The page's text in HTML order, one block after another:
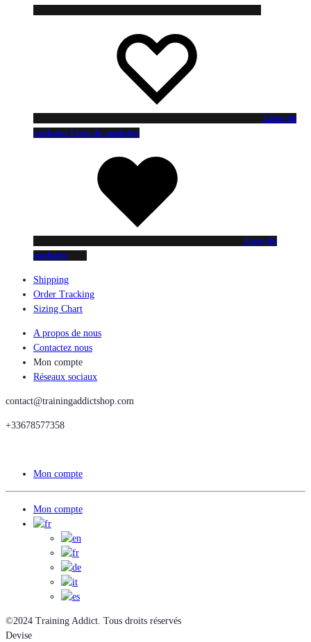
Liste de
souhaits Liste de souhaits
Liste de
souhaits
Shipping
Order Tracking
Sizing Chart
A propos de nous
Contactez nous
Mon compte
Réseaux sociaux
contact@trainingaddictshop.com
+33678577358
Mon compte
Mon compte
©2024 Training Addict. Tous droits réservés
Devise